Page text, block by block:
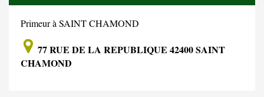
Primeur à SAINT CHAMOND
77 RUE DE LA REPUBLIQUE 42400 SAINT
CHAMOND